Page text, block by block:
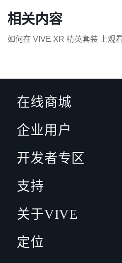
相关内容
如何在 VIVE XR 精英套装 上观看
在线商城
企业用户
开发者专区
支持
关于VIVE
定位